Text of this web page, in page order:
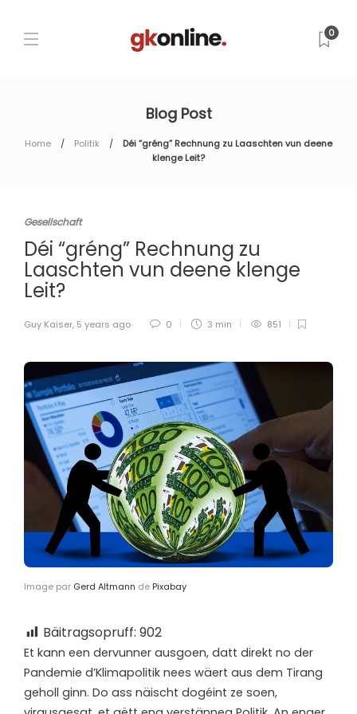
0
Blog Post
Home Politik
Déi “gréng” Rechnung zu Laaschten vun deene
klenge Leit?
Gesellschaft
Déi “gréng” Rechnung zu
Laaschten vun deene klenge
Leit?
Guy Kaiser, 5 years ago 0 3 min 851
Image par Gerd Altmann de Pixabay
Bäitragsopruff: 902
Et kann een dervunner ausgoen, datt direkt no der
Pandemie d’Klimapolitik nees wäert aus dem Tirang
geholl ginn. Do ass näischt dogéint ze soen,